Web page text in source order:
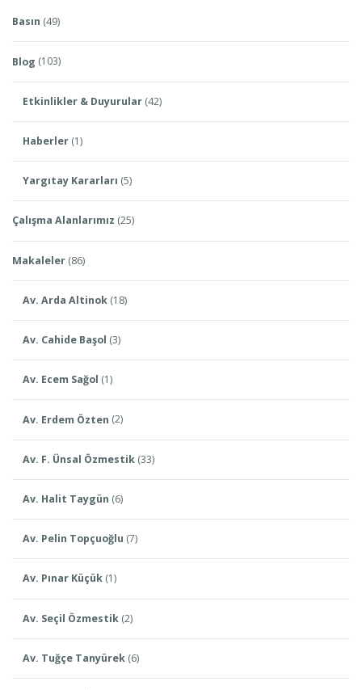
Basın (49)
Blog (103)
Etkinlikler & Duyurular (42)
Haberler (1)
Yargıtay Kararları (5)
Çalışma Alanlarımız (25)
Makaleler (86)
Av. Arda Altinok (18)
Av. Cahide Başol (3)
Av. Ecem Sağol (1)
Av. Erdem Özten (2)
Av. F. Ünsal Özmestik (33)
Av. Halit Taygün (6)
Av. Pelin Topçuoğlu (7)
Av. Pınar Küçük (1)
Av. Seçil Özmestik (2)
Av. Tuğçe Tanyürek (6)